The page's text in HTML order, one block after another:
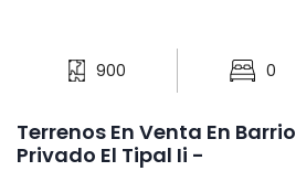
900 0
Terrenos En Venta En Barrio
Privado El Tipal Ii -